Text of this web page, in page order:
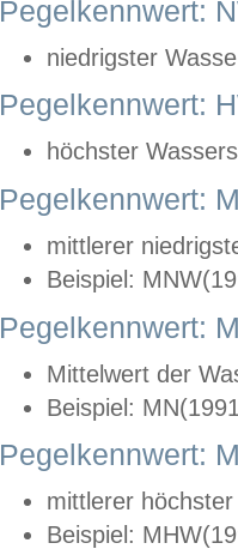
Pegelkennwert:
niedrigster
Pegelkennwert:
höchster
Pegelkennwert:
mittlerer
Beispiel:
Pegelkennwert:
Mittelwert der
Beispiel:
Pegelkennwert:
mittlerer
Beispiel: